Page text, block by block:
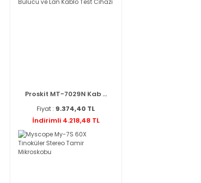
Proskit MT-7029N Kab ...
Fiyat : 9.374,40 TL
İndirimli 4.218,48 TL